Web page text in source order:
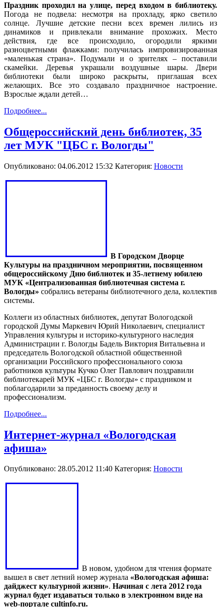
Праздник проходил на улице, перед входом в библиотеку.
Погода не подвела: несмотря на прохладу, ярко светило
солнце. Лучшие детские песни всех времен лились из
динамиков и привлекали внимание прохожих. Место
действия, где все происходило, огородили яркими
разноцветными флажками: получилась импровизированная
«маленькая страна». Подумали и о зрителях – поставили
скамейки. Деревья украшали воздушные шары. Двери
библиотеки были широко раскрыты, приглашая всех
желающих. Все это создавало праздничное настроение.
Взрослые ждали детей…
Подробнее...
Общероссийский день библиотек, 35
лет МУК "ЦБС г. Вологды"
Опубликовано: 04.06.2012 15:32 Категория: Новости
В Городском Дворце
Культуры на праздничном мероприятии, посвященном
общероссийскому Дню библиотек и 35-летнему юбилею
МУК «Централизованная библиотечная система г.
Вологды» собрались ветераны библиотечного дела, коллектив
системы.
Коллеги из областных библиотек, депутат Вологодской
городской Думы Маркевич Юрий Николаевич, специалист
Управления культуры и историко-культурного наследия
Администрации г. Вологды Бадель Виктория Витальевна и
председатель Вологодской областной общественной
организации Российского профессионального союза
работников культуры Кучко Олег Павлович поздравили
библиотекарей МУК «ЦБС г. Вологды» с праздником и
поблагодарили за преданность своему делу и
профессионализм.
Подробнее...
Интернет-журнал «Вологодская
афиша»
Опубликовано: 28.05.2012 11:40 Категория: Новости
В новом, удобном для чтения формате
вышел в свет летний номер журнала «Вологодская афиша:
дайджест культурной жизни». Начиная с лета 2012 года
журнал будет издаваться только в электронном виде на
web-портале cultinfo.ru.